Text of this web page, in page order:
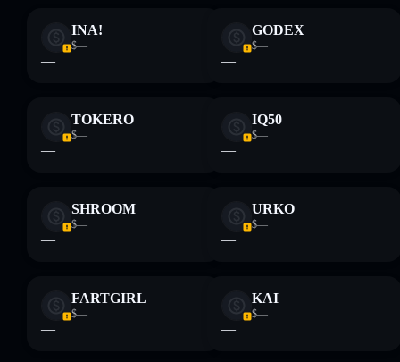
Disclaimer: Queste informazioni hanno esclusivamente scopi
formativi e non costituiscono una consulenza finanziaria.
INA!
$—
—
GODEX
$—
—
TOKERO
$—
—
IQ50
$—
—
SHROOM
$—
—
URKO
$—
—
FARTGIRL
$—
—
KAI
$—
—